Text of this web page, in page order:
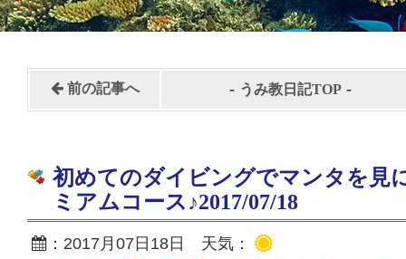
前の記事へ - うみ教日記TOP -
初めてのダイビングでマンタを見
ミアムコース♪2017/07/18
：2017月07日18日 天気：